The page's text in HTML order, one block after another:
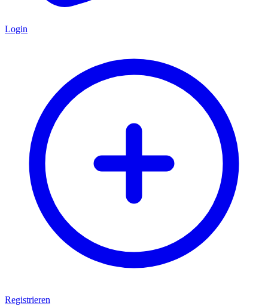
Login
Registrieren